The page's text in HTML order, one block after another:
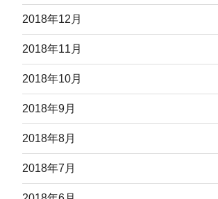
2018年12月
2018年11月
2018年10月
2018年9月
2018年8月
2018年7月